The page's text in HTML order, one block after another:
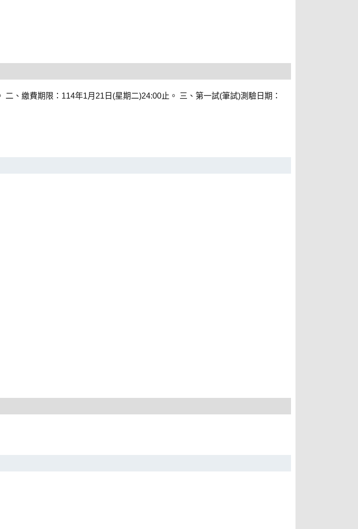
、繳費期限：114年1月21日(星期二)24:00止。 三、第一試(筆試)測驗日期：